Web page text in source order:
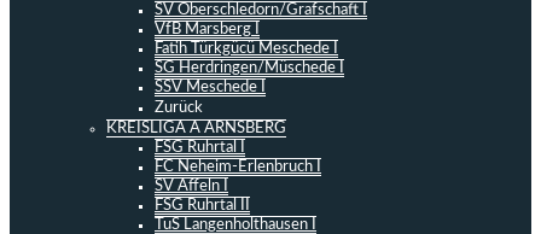
SV Oberschledorn/Grafschaft I
VfB Marsberg I
Fatih Türkgücü Meschede I
SG Herdringen/Müschede I
SSV Meschede I
Zurück
KREISLIGA A ARNSBERG
FSG Ruhrtal I
FC Neheim-Erlenbruch I
SV Affeln I
FSG Ruhrtal II
TuS Langenholthausen I